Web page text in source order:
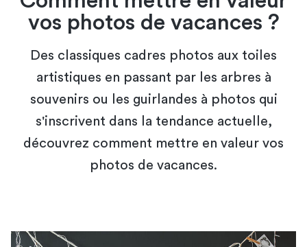
vos photos de vacances ?
Des classiques cadres photos aux toiles
artistiques en passant par les arbres à
souvenirs ou les guirlandes à photos qui
s'inscrivent dans la tendance actuelle,
découvrez comment mettre en valeur vos
photos de vacances.